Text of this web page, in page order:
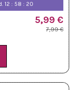
12 :58 :18
5,99 €
7,99 €